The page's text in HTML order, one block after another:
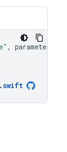
, parameters
.swift